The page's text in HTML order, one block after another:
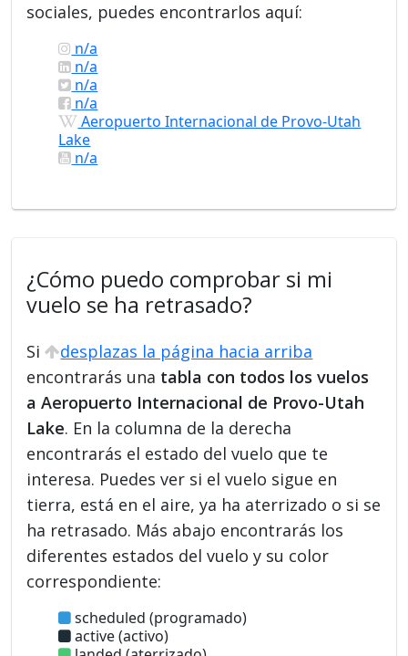
sociales, puedes encontrarlos aquí:
n/a
n/a
n/a
n/a
Aeropuerto Internacional de Provo-Utah
Lake
n/a
¿Cómo puedo comprobar si mi
vuelo se ha retrasado?
Si
desplazas la página hacia arriba
encontrarás una tabla con todos los vuelos
a Aeropuerto Internacional de Provo-Utah
Lake. En la columna de la derecha
encontrarás el estado del vuelo que te
interesa. Puedes ver si el vuelo sigue en
tierra, está en el aire, ya ha aterrizado o si se
ha retrasado. Más abajo encontrarás los
diferentes estados del vuelo y su color
correspondiente:
scheduled (programado)
active (activo)